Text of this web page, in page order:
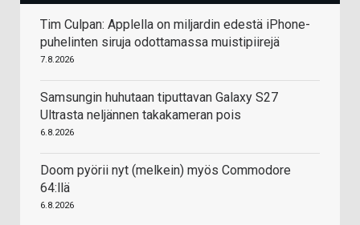
Tim Culpan: Applella on miljardin edestä iPhone-
puhelinten siruja odottamassa muistipiirejä
7.8.2026
Samsungin huhutaan tiputtavan Galaxy S27
Ultrasta neljännen takakameran pois
6.8.2026
Doom pyörii nyt (melkein) myös Commodore
64:llä
6.8.2026